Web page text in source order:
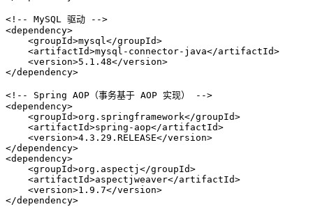
<!-- MySQL 驱动 -->
<dependency>
<groupId>mysql </groupId>
<artifactId>mysql-connector-java</artifactId>
<version>5.1.48</version>
</dependency>
<!-- Spring AOP（事务基于 AOP 实现） -->
<dependency>
<groupId>org.springframework</groupId>
<artifactId>spring-aop</artifactId>
<version>4.3.29.RELEASE</version>
</dependency>
<dependency>
<groupId>org.aspectj </groupId>
<artifactId>aspectjweaver</artifactId>
<version>1.9.7</version>
</dependency>